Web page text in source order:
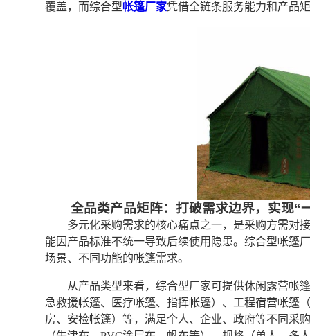
覆盖，而综合型帐篷厂家凭借全链条服务能力和产品
全品类产品矩阵：打破需求边界，实现“
多元化采购需求的核心痛点之一，是采购方需对
能因产品标准不统一导致后续使用隐患。综合型帐篷
场景、不同功能的帐篷需求。
从产品类型来看，综合型厂家可提供休闲露营帐
急救援帐篷、医疗帐篷、指挥帐篷）、工程宿营帐篷
房、安检帐篷）等，满足个人、企业、政府等不同采